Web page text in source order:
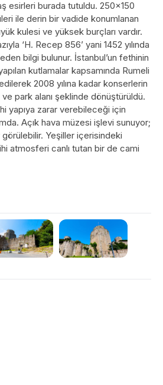
esirleri burada tutuldu. 250x150
ile derin bir vadide konumlanan
kulesi ve yüksek burçları vardır.
‘H. Recep 856’ yani 1452 yılında
bilgi bulunur. İstanbul’un fethinin
kutlamalar kapsamında Rumeli
2008 yılına kadar konserlerin
park alanı şeklinde dönüştürüldü.
yapıya zarar verebileceği için
Açık hava müzesi işlevi sunuyor;
Yeşiller içerisindeki
atmosferi canlı tutan bir de cami